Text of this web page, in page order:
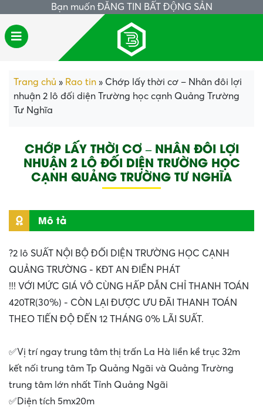
Bạn muốn ĐĂNG TIN BẤT ĐỘNG SẢN
Trang chủ » Rao tin » Chớp lấy thời cơ – Nhân đôi lợi
nhuận 2 lô đối diện Trường học cạnh Quảng Trường
Tư Nghĩa
CHỚP LẤY THỜI CƠ – NHÂN ĐÔI LỢI
NHUẬN 2 LÔ ĐỐI DIỆN TRƯỜNG HỌC
CẠNH QUẢNG TRƯỜNG TƯ NGHĨA
Mô tả
?2 lô SUẤT NỘI BỘ ĐỐI DIỆN TRƯỜNG HỌC CẠNH
QUẢNG TRƯỜNG - KĐT AN ĐIỀN PHÁT
!!! VỚI MỨC GIÁ VÔ CÙNG HẤP DẪN CHỈ THANH TOÁN
420TR(30%) - CÒN LẠI ĐƯỢC ƯU ĐÃI THANH TOÁN
THEO TIẾN ĐỘ ĐẾN 12 THÁNG 0% LÃI SUẤT.
✅Vị trí ngay trung tâm thị trấn La Hà liền kề trục 32m
kết nối trung tâm Tp Quảng Ngãi và Quảng Trường
trung tâm lớn nhất Tỉnh Quảng Ngãi
✅Diện tích 5mx20m